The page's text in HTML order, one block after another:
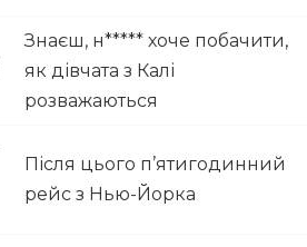
Знаєш, н***** хоче побачити,
як дівчата з Калі
розважаються
Після цього п’ятигодинний
рейс з Нью-Йорка